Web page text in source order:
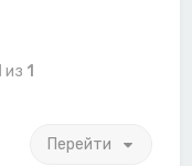
из 1
Перейти